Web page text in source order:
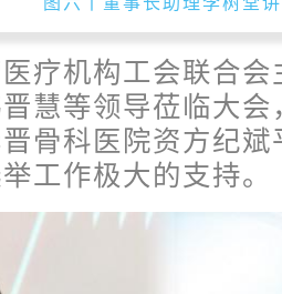
疗机构工会联合
慧等领导莅临大
骨科医院资方纪
工作极大的支持。